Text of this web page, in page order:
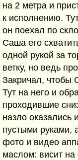
на 2 метра и
к исполнению.
он поехал по
Саша его
одной рукой за
ветку, но ведь
Закричал, чтобы
Тут на него и
проходившие
назло оказались
пустыми руками,
фото и видео
маслом: висит на